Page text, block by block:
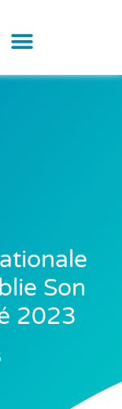
Son
2023